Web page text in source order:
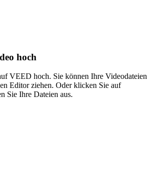
hoch
VEED hoch. Sie können Ihre Videodateien
Editor ziehen. Oder klicken Sie auf
Sie Ihre Dateien aus.